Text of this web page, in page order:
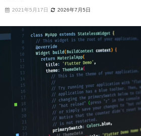
2021年5月17日 2026年7月5日